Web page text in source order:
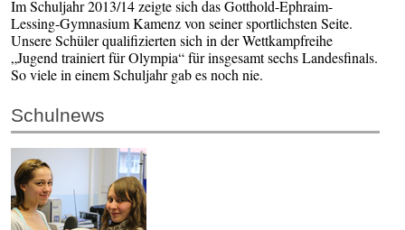
Im Schuljahr 2013/14 zeigte sich das Gotthold-Ephraim-
Lessing-Gymnasium Kamenz von seiner sportlichsten Seite.
Unsere Schüler qualifizierten sich in der Wettkampfreihe
„Jugend trainiert für Olympia“ für insgesamt sechs Landesfinals.
So viele in einem Schuljahr gab es noch nie.
Schulnews